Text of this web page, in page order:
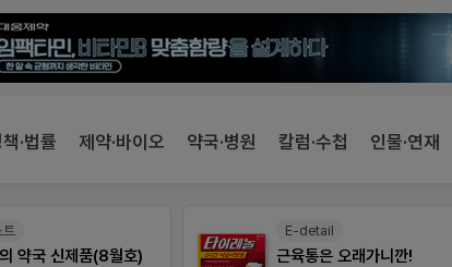
·법률 제약·바이오 약국·병원 칼럼·수첩 인물·연재
트
약국 신제품(8월호)
E-detail
근육통은 오래가니깐!